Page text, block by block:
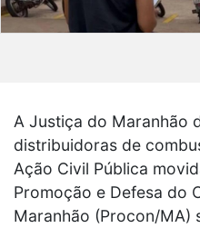
A Justiça do Maranhão
distribuidoras de
Ação Civil Pública
Promoção e Defesa do
Maranhão (Procon/MA)